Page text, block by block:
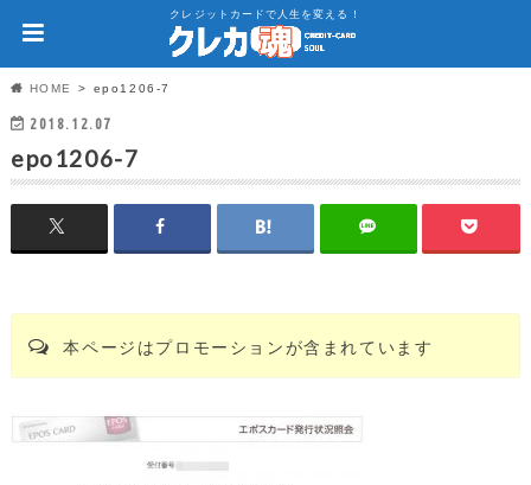
クレジットカードで人生を変える！
HOME epo1206-7
2018.12.07
epo1206-7
本ページはプロモーションが含まれています